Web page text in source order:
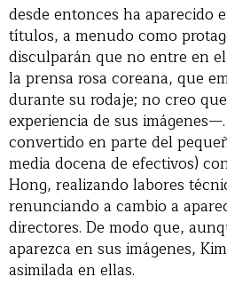
desde entonces ha aparecido
títulos, a menudo como
disculparán que no entre en el
la prensa rosa coreana, que
durante su rodaje; no creo
experiencia de sus
convertido en parte del
media docena de efectivos)
Hong, realizando labores
renunciando a cambio a
directores. De modo que,
aparezca en sus imágenes,
asimilada en ellas.